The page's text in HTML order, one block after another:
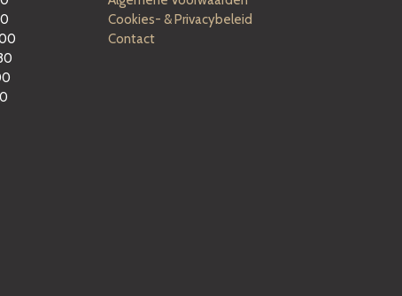
Cookies- & Privacybeleid
Contact